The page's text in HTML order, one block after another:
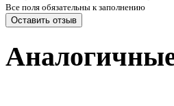
Все поля обязательны к заполнению